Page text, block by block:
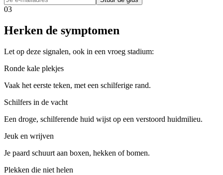
03
Herken de symptomen
Let op deze signalen, ook in een vroeg stadium:
Ronde kale plekjes
Vaak het eerste teken, met een schilferige rand.
Schilfers in de vacht
Een droge, schilferende huid wijst op een verstoord huidmilieu.
Jeuk en wrijven
Je paard schuurt aan boxen, hekken of bomen.
Plekken die niet helen